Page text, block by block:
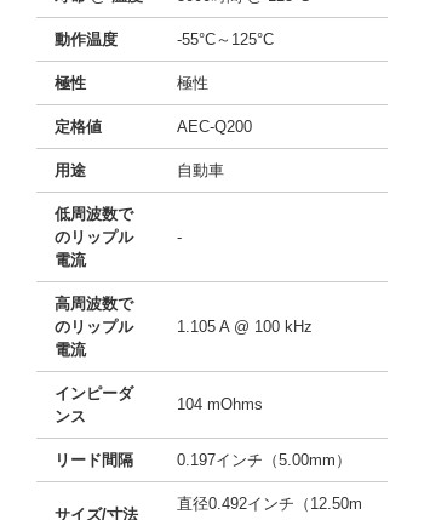
動作温度 -55°C～125°C
極性 極性
定格値 AEC-Q200
用途 自動車
低周波数で
のリップル
電流
-
高周波数で
のリップル
電流
1.105 A @ 100 kHz
インピーダ
ンス
104 mOhms
リード間隔 0.197インチ（5.00mm）
サイズ/寸法
直径0.492インチ（12.50m